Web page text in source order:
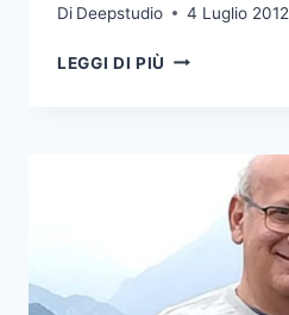
Di Deepstudio 4 Luglio 2012
LEGGI DI PIÙ PAOLA